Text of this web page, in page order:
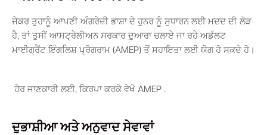
ਜੇਕਰ ਤੁਹਾਨੂੰ ਆਪਣੀ ਅੰਗਰੇਜ਼ੀ ਭਾਸ਼ਾ ਦੇ ਹੁਨਰ ਨੂੰ ਸੁਧਾਰਨ ਲਈ ਮਦਦ ਦੀ ਲੋੜ
ਹੈ, ਤਾਂ ਤੁਸੀਂ ਆਸਟ੍ਰੇਲੀਅਨ ਸਰਕਾਰ ਦੁਆਰਾ ਚਲਾਏ ਜਾ ਰਹੇ ਅਡੱਲਟ
ਮਾਈਗ੍ਰੈਂਟ ਇੰਗਲਿਸ਼ ਪ੍ਰੋਗਰਾਮ (AMEP) ਤੋਂ ਸਹਾਇਤਾ ਲਈ ਯੋਗ ਹੋ ਸਕਦੇ ਹੋ।
ਹੋਰ ਜਾਣਕਾਰੀ ਲਈ, ਕਿਰਪਾ ਕਰਕੇ ਵੇਖੋ AMEP .
ਦੁਭਾਸ਼ੀਆ ਅਤੇ ਅਨੁਵਾਦ ਸੇਵਾਵਾਂ
Parking
Homelessness
Emergency management
Hold a public event
Community directory
Find my bin day Book a verge collection
Polyphagous Shot-Hole Borer (PSHB)
Free Trees and Plants Giveaway 2026
Development applications
Useful documents and links
Permits Register for quotation opportunities
Sign up for business news
Business directory
Swan Engage Councillors
Council Minutes and Agendas
News and media
Our performance
Planning for the future